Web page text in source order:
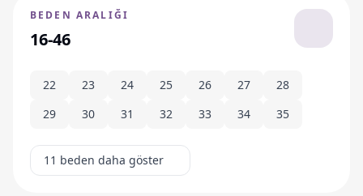
BEDEN ARALIĞI
16-46
22 23 24 25 26 27
28
29
30 31 32 33 34 35
11 beden daha göster